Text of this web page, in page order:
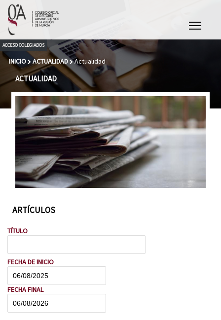
Pasar al contenido principal
ACCESO COLEGIADOS
USTED ESTÁ AQUÍ
INICIO ACTUALIDAD Actualidad
ACTUALIDAD
ARTÍCULOS
TÍTULO
FECHA DE INICIO
FECHA FINAL